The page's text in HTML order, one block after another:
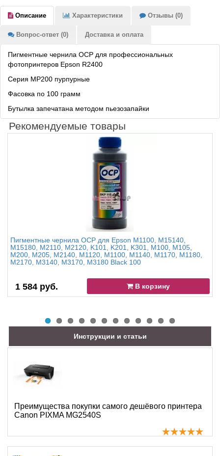
Описание Характеристики Отзывы (0)
Вопрос-ответ (0) Доставка и оплата
Пигментные чернила OCP для профессиональных
фотопринтеров Epson R2400
Серия MP200 пурпурные
Фасовка по 100 грамм
Бутылка запечатана методом пьезозапайки
Рекомендуемые товары
Пигментные чернила OCP для Epson M1100, M15140,
M15180, M2110, M2120, K101, K201, K301, M100, M105,
M200, M205, M2140, M1120, M1100, M1140, M1170, M1180,
M2170, M3140, M3170, M3180 Black 100
1 584 руб. В корзину
Инструкции и статьи
Преимущества покупки самого дешёвого принтера
Canon PIXMA MG2540S